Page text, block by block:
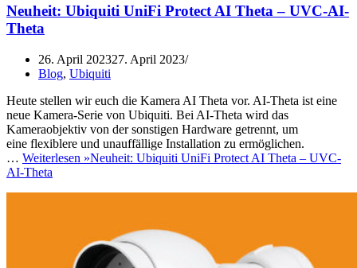
Neuheit: Ubiquiti UniFi Protect AI Theta – UVC-AI-
Theta
26. April 202327. April 2023
Blog, Ubiquiti
Heute stellen wir euch die Kamera AI Theta vor. AI-Theta ist eine
neue Kamera-Serie von Ubiquiti. Bei AI-Theta wird das
Kameraobjektiv von der sonstigen Hardware getrennt, um
eine flexiblere und unauffällige Installation zu ermöglichen.
… Weiterlesen »Neuheit: Ubiquiti UniFi Protect AI Theta – UVC-
AI-Theta